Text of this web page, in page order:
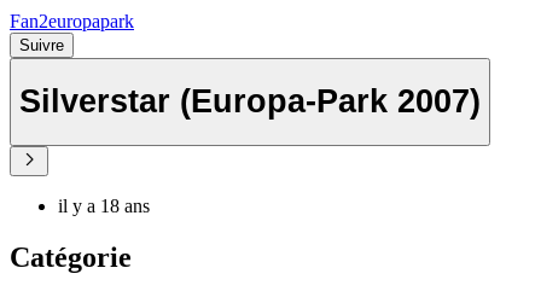
Fan2europapark
Suivre
Silverstar (Europa-Park 2007)
il y a 18 ans
Catégorie